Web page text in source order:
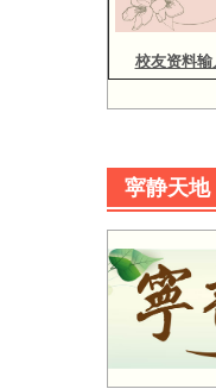
校友资料
寜静天地